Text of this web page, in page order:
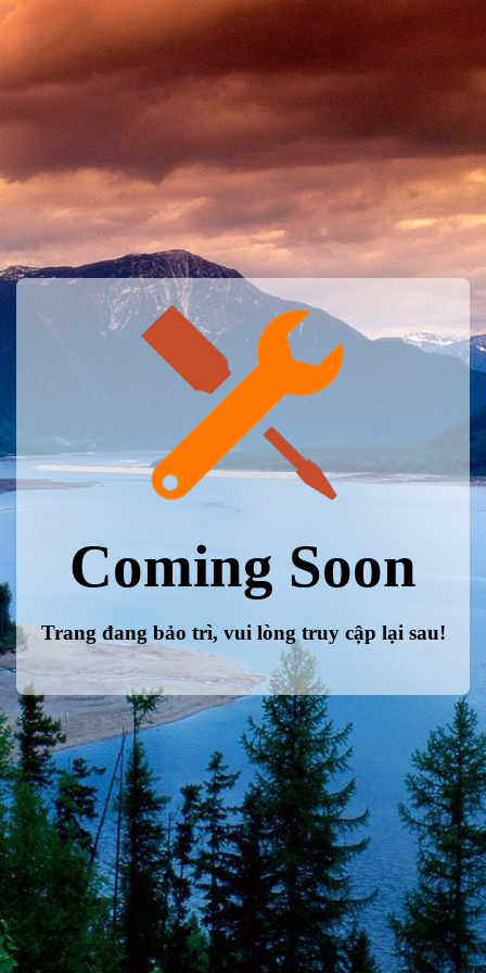
Coming Soon
Trang đang bảo trì, vui lòng truy cập lại sau!